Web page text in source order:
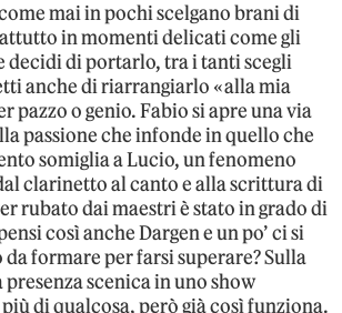
mai in pochi scelgano brani di
in momenti delicati come gli
decidi di portarlo, tra i tanti scegli
anche di riarrangiarlo «alla mia
pazzo o genio. Fabio si apre una via
passione che infonde in quello che
somiglia a Lucio, un fenomeno
clarinetto al canto e alla scrittura di
rubato dai maestri è stato in grado di
così anche Dargen e un po’ ci si
da formare per farsi superare? Sulla
scenica in uno show
di qualcosa, però già così funziona.